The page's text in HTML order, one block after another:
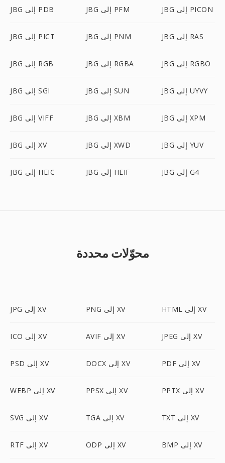
JBG إلى PDB JBG إلى PFM JBG إلى PICON
JBG إلى PICT JBG إلى PNM JBG إلى RAS
JBG إلى RGB JBG إلى RGBA JBG إلى RGBO
JBG إلى SGI JBG إلى SUN JBG إلى UYVY
JBG إلى VIFF JBG إلى XBM JBG إلى XPM
JBG إلى XV JBG إلى XWD JBG إلى YUV
JBG إلى HEIC JBG إلى HEIF JBG إلى G4
محوّلات محددة
JPG إلى XV PNG إلى XV HTML إلى XV
ICO إلى XV AVIF إلى XV JPEG إلى XV
PSD إلى XV DOCX إلى XV PDF إلى XV
WEBP إلى XV PPSX إلى XV PPTX إلى XV
SVG إلى XV TGA إلى XV TXT إلى XV
RTF إلى XV ODP إلى XV BMP إلى XV